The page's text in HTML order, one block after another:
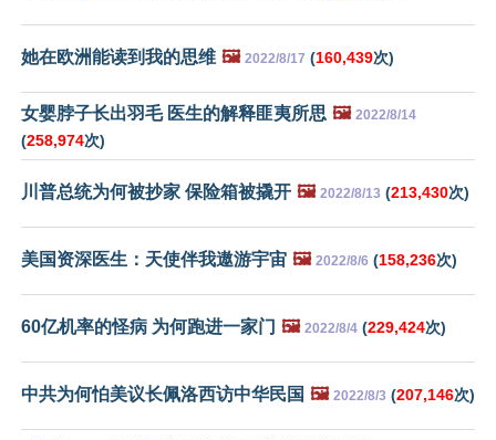
她在欧洲能读到我的思维 🖼️ 2022/8/17 (160,439次)
女婴脖子长出羽毛 医生的解释匪夷所思 🖼️ 2022/8/14
(258,974次)
川普总统为何被抄家 保险箱被撬开 🖼️ 2022/8/13 (213,430次)
美国资深医生：天使伴我遨游宇宙 🖼️ 2022/8/6 (158,236次)
60亿机率的怪病 为何跑进一家门 🖼️ 2022/8/4 (229,424次)
中共为何怕美议长佩洛西访中华民国 🖼️ 2022/8/3 (207,146次)